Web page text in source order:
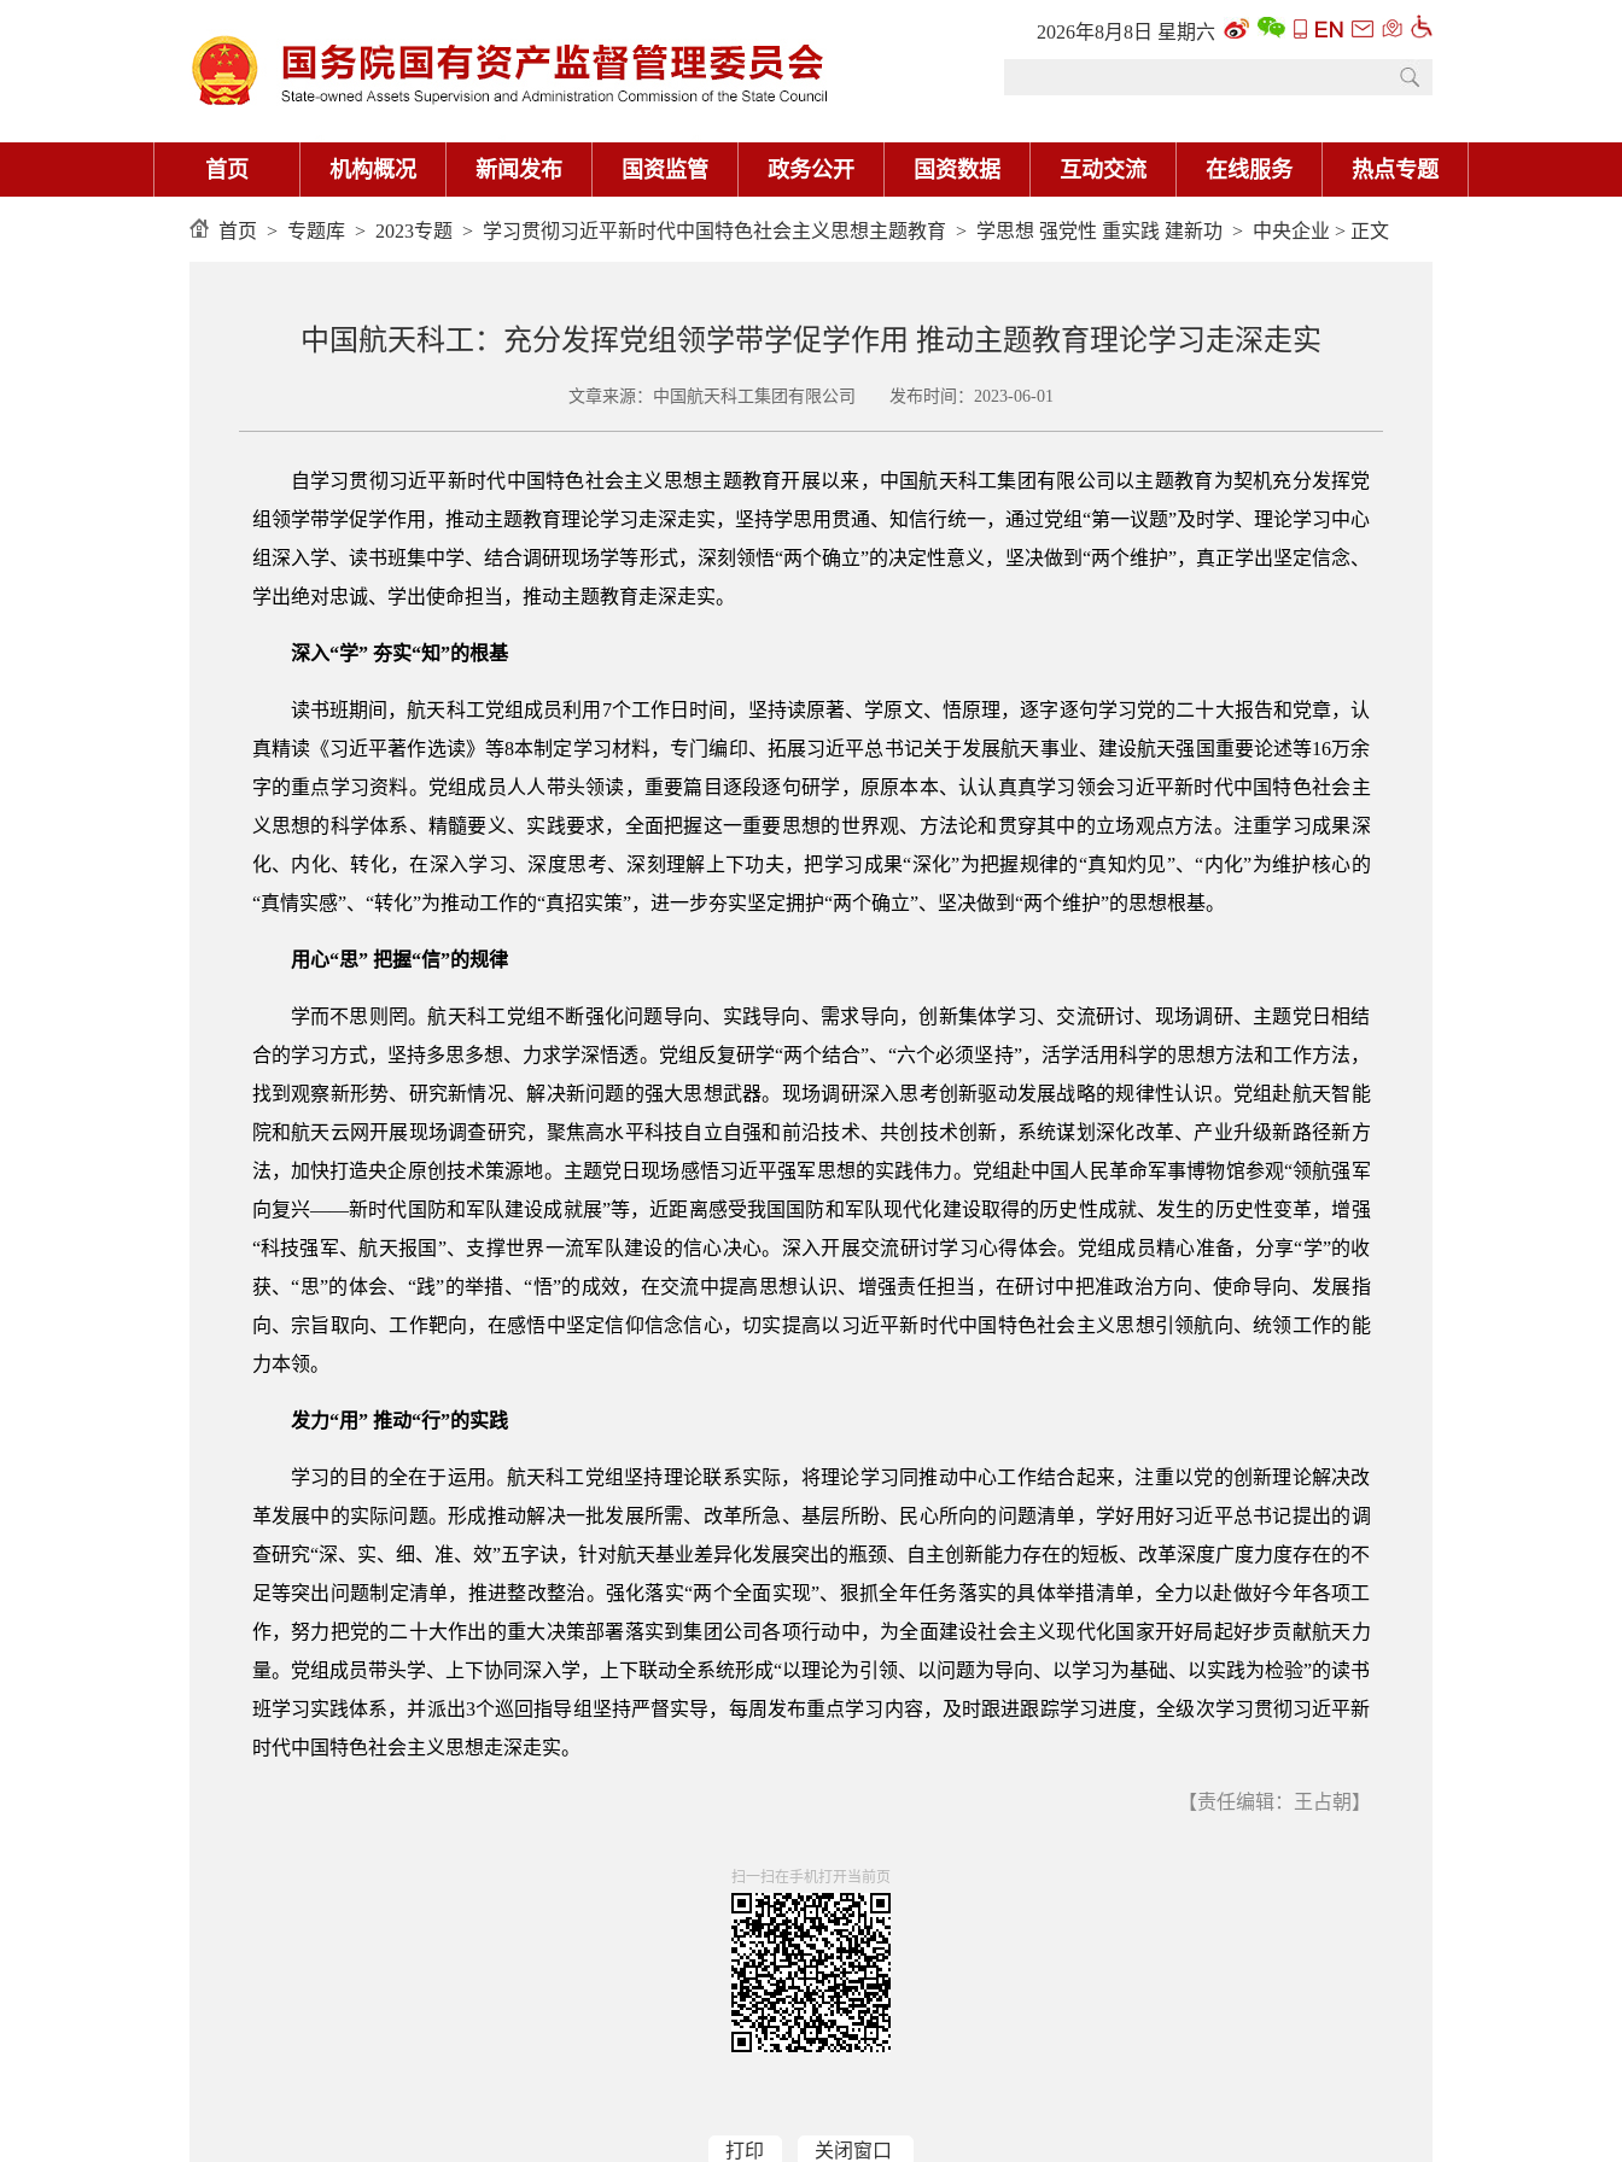
2026年8月8日 星期六
首页 机构概况 新闻发布 国资监管 政务公开 国资数据 互动交流 在线服务 热点专题
首页 > 专题库 > 2023专题 > 学习贯彻习近平新时代中国特色社会主义思想主题教育 > 学思想 强党性 重实践 建新功 > 中央企业 > 正文
中国航天科工：充分发挥党组领学带学促学作用 推动主题教育理论学习走深走实
文章来源：中国航天科工集团有限公司 发布时间：2023-06-01
自学习贯彻习近平新时代中国特色社会主义思想主题教育开展以来，中国航天科工集团有限公司以主题教育为契机充分发挥党
组领学带学促学作用，推动主题教育理论学习走深走实，坚持学思用贯通、知信行统一，通过党组“第一议题”及时学、理论学习中心
组深入学、读书班集中学、结合调研现场学等形式，深刻领悟“两个确立”的决定性意义，坚决做到“两个维护”，真正学出坚定信念、
学出绝对忠诚、学出使命担当，推动主题教育走深走实。
深入“学” 夯实“知”的根基
读书班期间，航天科工党组成员利用7个工作日时间，坚持读原著、学原文、悟原理，逐字逐句学习党的二十大报告和党章，认
真精读《习近平著作选读》等8本制定学习材料，专门编印、拓展习近平总书记关于发展航天事业、建设航天强国重要论述等16万余
字的重点学习资料。党组成员人人带头领读，重要篇目逐段逐句研学，原原本本、认认真真学习领会习近平新时代中国特色社会主
义思想的科学体系、精髓要义、实践要求，全面把握这一重要思想的世界观、方法论和贯穿其中的立场观点方法。注重学习成果深
化、内化、转化，在深入学习、深度思考、深刻理解上下功夫，把学习成果“深化”为把握规律的“真知灼见”、“内化”为维护核心的
“真情实感”、“转化”为推动工作的“真招实策”，进一步夯实坚定拥护“两个确立”、坚决做到“两个维护”的思想根基。
用心“思” 把握“信”的规律
学而不思则罔。航天科工党组不断强化问题导向、实践导向、需求导向，创新集体学习、交流研讨、现场调研、主题党日相结
合的学习方式，坚持多思多想、力求学深悟透。党组反复研学“两个结合”、“六个必须坚持”，活学活用科学的思想方法和工作方法，
找到观察新形势、研究新情况、解决新问题的强大思想武器。现场调研深入思考创新驱动发展战略的规律性认识。党组赴航天智能
院和航天云网开展现场调查研究，聚焦高水平科技自立自强和前沿技术、共创技术创新，系统谋划深化改革、产业升级新路径新方
法，加快打造央企原创技术策源地。主题党日现场感悟习近平强军思想的实践伟力。党组赴中国人民革命军事博物馆参观“领航强军
向复兴——新时代国防和军队建设成就展”等，近距离感受我国国防和军队现代化建设取得的历史性成就、发生的历史性变革，增强
“科技强军、航天报国”、支撑世界一流军队建设的信心决心。深入开展交流研讨学习心得体会。党组成员精心准备，分享“学”的收
获、“思”的体会、“践”的举措、“悟”的成效，在交流中提高思想认识、增强责任担当，在研讨中把准政治方向、使命导向、发展指
向、宗旨取向、工作靶向，在感悟中坚定信仰信念信心，切实提高以习近平新时代中国特色社会主义思想引领航向、统领工作的能
力本领。
发力“用” 推动“行”的实践
学习的目的全在于运用。航天科工党组坚持理论联系实际，将理论学习同推动中心工作结合起来，注重以党的创新理论解决改
革发展中的实际问题。形成推动解决一批发展所需、改革所急、基层所盼、民心所向的问题清单，学好用好习近平总书记提出的调
查研究“深、实、细、准、效”五字诀，针对航天基业差异化发展突出的瓶颈、自主创新能力存在的短板、改革深度广度力度存在的不
足等突出问题制定清单，推进整改整治。强化落实“两个全面实现”、狠抓全年任务落实的具体举措清单，全力以赴做好今年各项工
作，努力把党的二十大作出的重大决策部署落实到集团公司各项行动中，为全面建设社会主义现代化国家开好局起好步贡献航天力
量。党组成员带头学、上下协同深入学，上下联动全系统形成“以理论为引领、以问题为导向、以学习为基础、以实践为检验”的读书
班学习实践体系，并派出3个巡回指导组坚持严督实导，每周发布重点学习内容，及时跟进跟踪学习进度，全级次学习贯彻习近平新
时代中国特色社会主义思想走深走实。
【责任编辑：王占朝】
扫一扫在手机打开当前页
打印 关闭窗口